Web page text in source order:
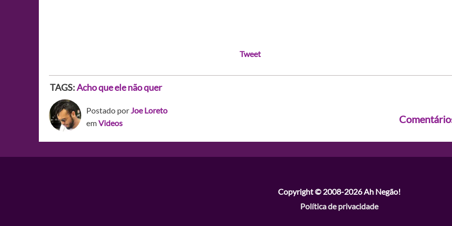
Tweet
TAGS:Acho que ele não quer
Postado porJoe Loreto
emVideos
Copyright © 2008-2026Ah Negão!
Política de privacidade